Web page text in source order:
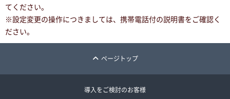
てください。
※設定変更の操作につきましては、携帯電話付の説明書をご確認く
ださい。
ページトップ
導入をご検討のお客様